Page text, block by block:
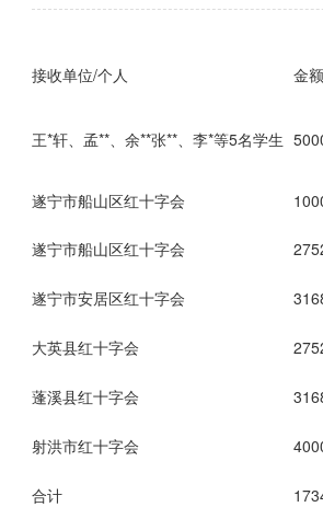
接收单位/个人 金
王*轩、孟**、余**张**、李*等5名学生
遂宁市船山区红十字会
遂宁市船山区红十字会
遂宁市安居区红十字会
大英县红十字会
蓬溪县红十字会
射洪市红十字会
合计